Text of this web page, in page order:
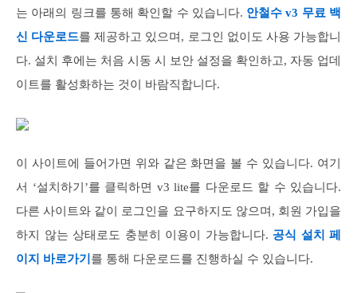
는 아래의 링크를 통해 확인할 수 있습니다. 안철수 v3 무료 백
신 다운로드를 제공하고 있으며, 로그인 없이도 사용 가능합니
다. 설치 후에는 처음 시동 시 보안 설정을 확인하고, 자동 업데
이트를 활성화하는 것이 바람직합니다.
이 사이트에 들어가면 위와 같은 화면을 볼 수 있습니다. 여기
서 ‘설치하기’를 클릭하면 v3 lite를 다운로드 할 수 있습니다.
다른 사이트와 같이 로그인을 요구하지도 않으며, 회원 가입을
하지 않는 상태로도 충분히 이용이 가능합니다. 공식 설치 페
이지 바로가기 를 통해 다운로드를 진행하실 수 있습니다.